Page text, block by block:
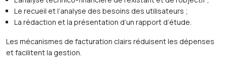
Le recueil et l’analyse des besoins des utilisateurs ;
La rédaction et la présentation d’un rapport d’étude.
Les mécanismes de facturation clairs réduisent les dépenses
et facilitent la gestion.